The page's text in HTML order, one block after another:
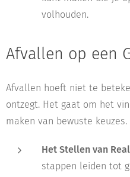
volhouden.
Afvallen op een
Afvallen hoeft niet te
ontzegt. Het gaat om het
maken van bewuste
Het Stellen van
stappen leiden tot